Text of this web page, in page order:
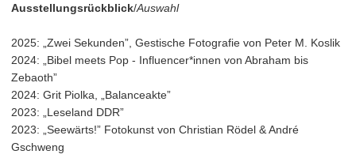
Ausstellungsrückblick/Auswahl
2025: „Zwei Sekunden”, Gestische Fotografie von Peter M. Koslik
2024: „Bibel meets Pop - Influencer*innen von Abraham bis
Zebaoth”
2024: Grit Piolka, „Balanceakte”
2023: „Leseland DDR”
2023: „Seewärts!” Fotokunst von Christian Rödel & André
Gschweng